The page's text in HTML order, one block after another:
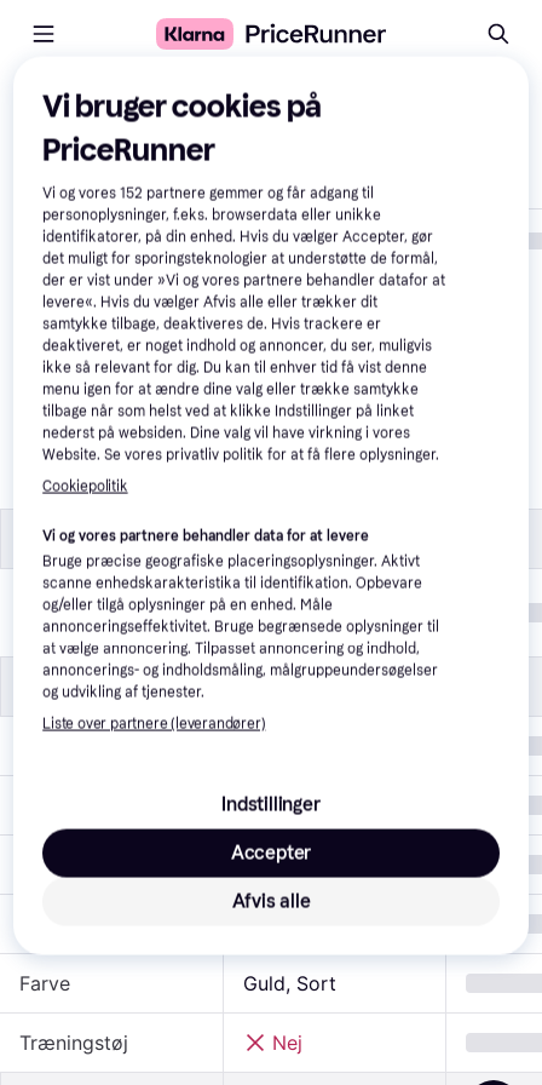
Sammenlign produkter
Vis kun forskelle
Name It Gold Colour Kjole
146
Størrelse Størrelse
Størrelse
110, 134, 104, 116,
128, 140
Produktegenskaber
Pige
Ærmer Korte ærmer
Farve Guld, Sort
Træningstøj Nej
Vi bruger cookies på
PriceRunner
Vi og vores152 partnere gemmer og får adgang til
personoplysninger, f.eks. browserdata eller unikke
identifikatorer, på din enhed. Hvis du vælger Accepter, gør
det muligt for sporingsteknologier at understøtte de formål,
der er vist under »Vi og vores partnere behandler datafor at
levere«. Hvis du vælger Afvis alle eller trækker dit
samtykke tilbage, deaktiveres de. Hvis trackere er
deaktiveret, er noget indhold og annoncer, du ser, muligvis
ikke så relevant for dig. Du kan til enhver tid få vist denne
menu igen for at ændre dine valg eller trække samtykke
tilbage når som helst ved at klikke Indstillinger på linket
nederst på websiden. Dine valg vil have virkning i vores
Website. Se vores privatliv politik for at få flere oplysninger.
Cookiepolitik
Vi og vores partnere behandler data for at levere
Bruge præcise geografiske placeringsoplysninger. Aktivt
scanne enhedskarakteristika til identifikation. Opbevare
og/eller tilgå oplysninger på en enhed. Måle
annonceringseffektivitet. Bruge begrænsede oplysninger til
at vælge annoncering. Tilpasset annoncering og indhold,
annoncerings- og indholdsmåling, målgruppeundersøgelser
og udvikling af tjenester.
Liste over partnere (leverandører)
Indstillinger
Afvis alle
Accepter